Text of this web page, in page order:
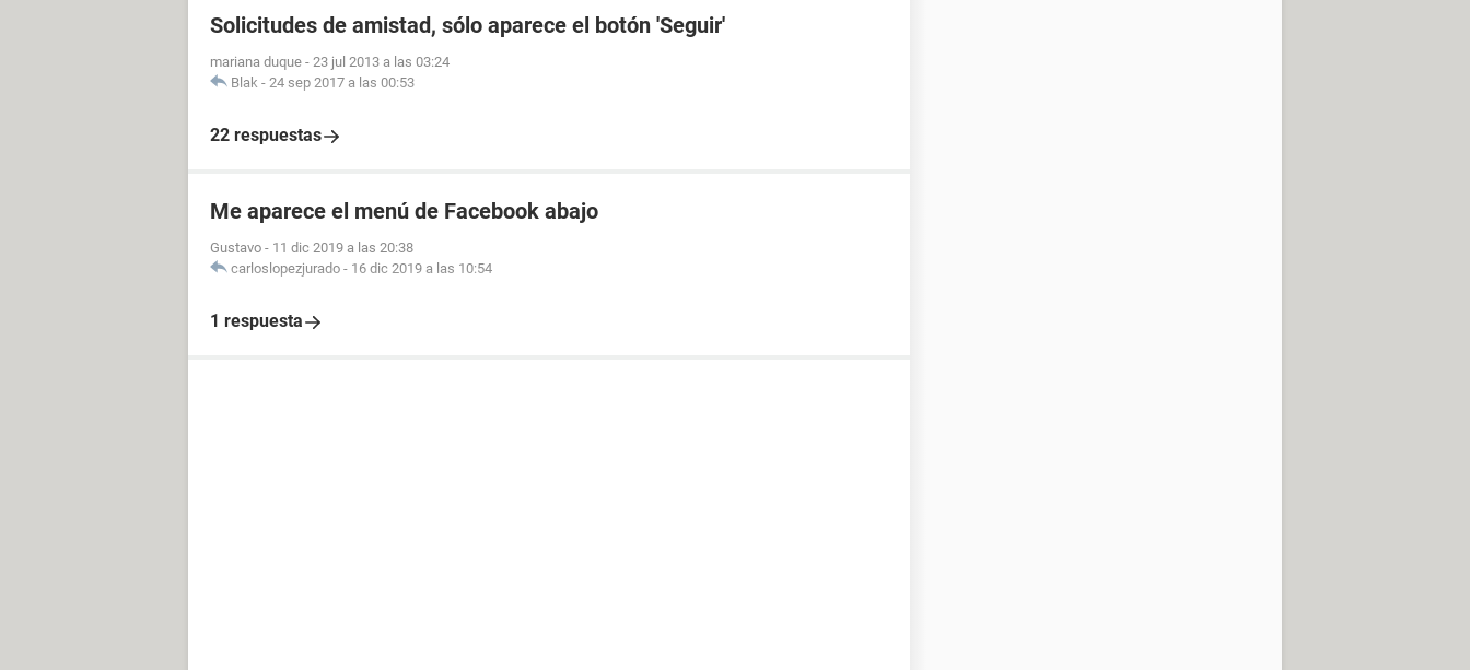
Solicitudes de amistad, sólo aparece el botón 'Seguir'
mariana duque - 23 jul 2013 a las 03:24
Blak - 24 sep 2017 a las 00:53
22 respuestas
Me aparece el menú de Facebook abajo
Gustavo - 11 dic 2019 a las 20:38
carloslopezjurado - 16 dic 2019 a las 10:54
1 respuesta